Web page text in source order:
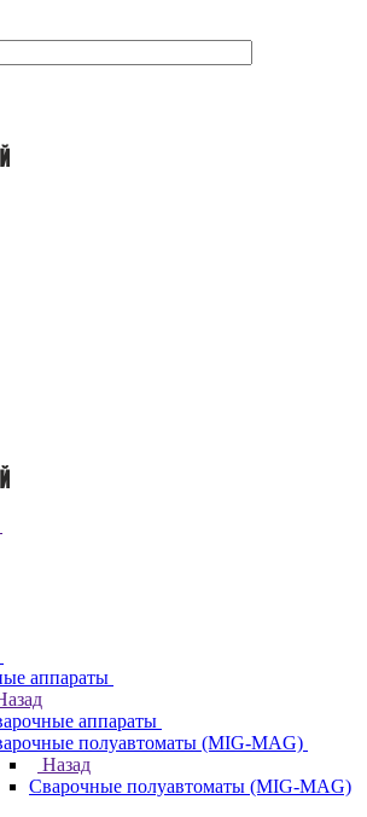
аппараты
аппараты
полуавтоматы (MIG-MAG)
Назад
Сварочные полуавтоматы (MIG-MAG)